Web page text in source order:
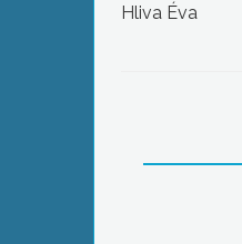
Hliva Éva